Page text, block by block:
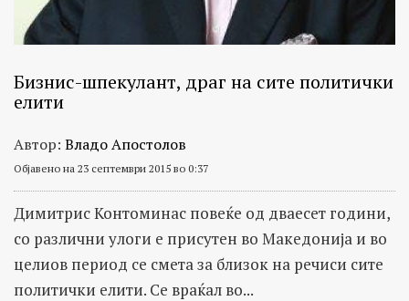
Бизнис-шпекулант, драг на сите политички
елити
Автор: Владо Апостолов
Објавено на 23 септември 2015 во 0:37
Димитрис Контоминас повеќе од дваесет години,
со различни улоги е присутен во Македонија и во
целиов период се смета за близок на речиси сите
политички елити. Се враќал во...